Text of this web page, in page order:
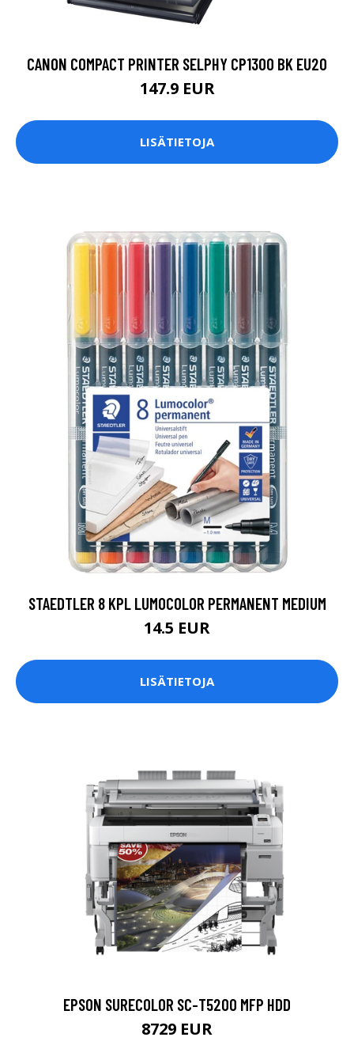
CANON COMPACT PRINTER SELPHY CP1300 BK EU20
147.9 EUR
LISÄTIETOJA
STAEDTLER 8 KPL LUMOCOLOR PERMANENT MEDIUM
14.5 EUR
LISÄTIETOJA
EPSON SURECOLOR SC-T5200 MFP HDD
8729 EUR